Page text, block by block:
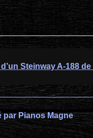
Steinway A-188 de
par Pianos Magne